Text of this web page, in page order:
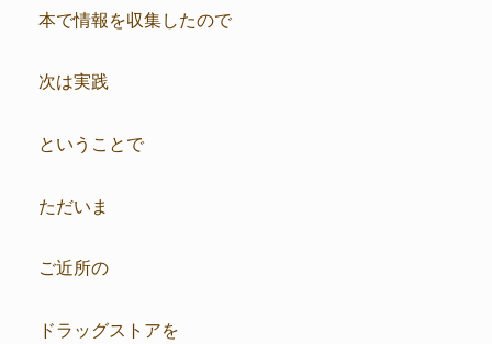
本で情報を収集したので
次は実践
ということで
ただいま
ご近所の
ドラッグストアを